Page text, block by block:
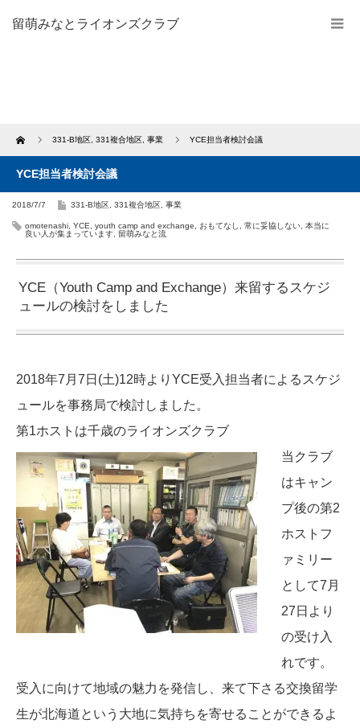
留萌みなとライオンズクラブ
Home 331-B地区 331複合地区 事業 YCE担当者検討会議
YCE担当者検討会議
2018/7/7 331-B地区 331複合地区 事業
omotenashi YCE youth camp and exchange おもてなし 常に妥協しない 本当に
良い人が集まっています 留萌みなと流
YCE（Youth Camp and Exchange）来留するスケジ
ュールの検討をしました
2018年7月7日(土)12時よりYCE受入担当者によるスケジ
ュールを事務局で検討しました。
第1ホストは千歳のライオンズクラブ
当クラブ
はキャン
プ後の第2
ホストフ
ァミリー
として7月
27日より
の受け入
れです。
受入に向けて地域の魅力を発信し、来て下さる交換留学
生が北海道という大地に気持ちを寄せることができるよ